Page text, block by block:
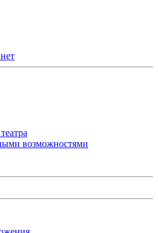
возможностями